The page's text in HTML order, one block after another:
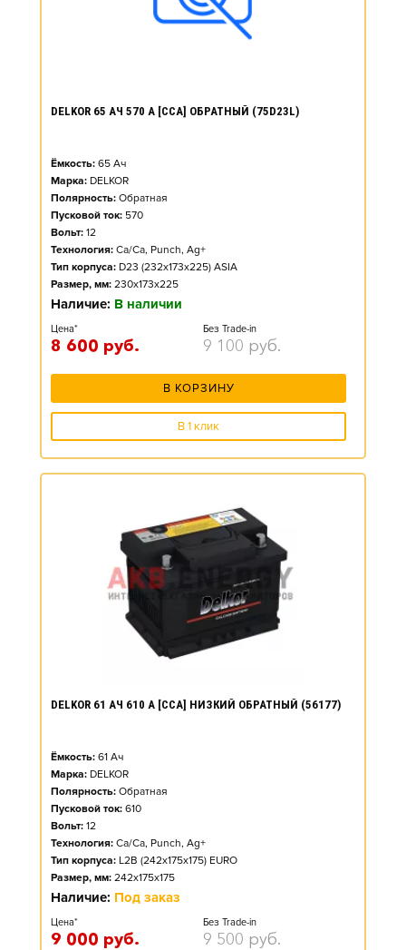
DELKOR 65 АЧ 570 А [CCA] ОБРАТНЫЙ (75D23L)
Ёмкость: 65 Ач
Марка: DELKOR
Полярность: Обратная
Пусковой ток: 570
Вольт: 12
Технология: Ca/Ca, Punch, Ag+
Тип корпуса: D23 (232x173x225) ASIA
Размер, мм: 230x173x225
Наличие: В наличии
Цена*
8 600 руб.
Без Trade-in
9 100 руб.
В КОРЗИНУ
В 1 клик
DELKOR 61 АЧ 610 А [CCA] НИЗКИЙ ОБРАТНЫЙ (56177)
Ёмкость: 61 Ач
Марка: DELKOR
Полярность: Обратная
Пусковой ток: 610
Вольт: 12
Технология: Ca/Ca, Punch, Ag+
Тип корпуса: L2B (242x175x175) EURO
Размер, мм: 242x175x175
Наличие: Под заказ
Цена*
9 000 руб.
Без Trade-in
9 500 руб.